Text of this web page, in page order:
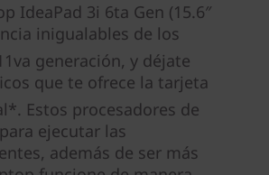
IdeaPad 3i 6ta Gen (15.6″
inigualables de los
generación, y déjate
que te ofrece la tarjeta
Estos procesadores de
ejecutar las
además de ser más